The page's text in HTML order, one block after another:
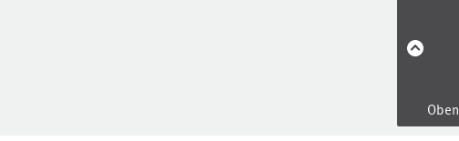
Oben